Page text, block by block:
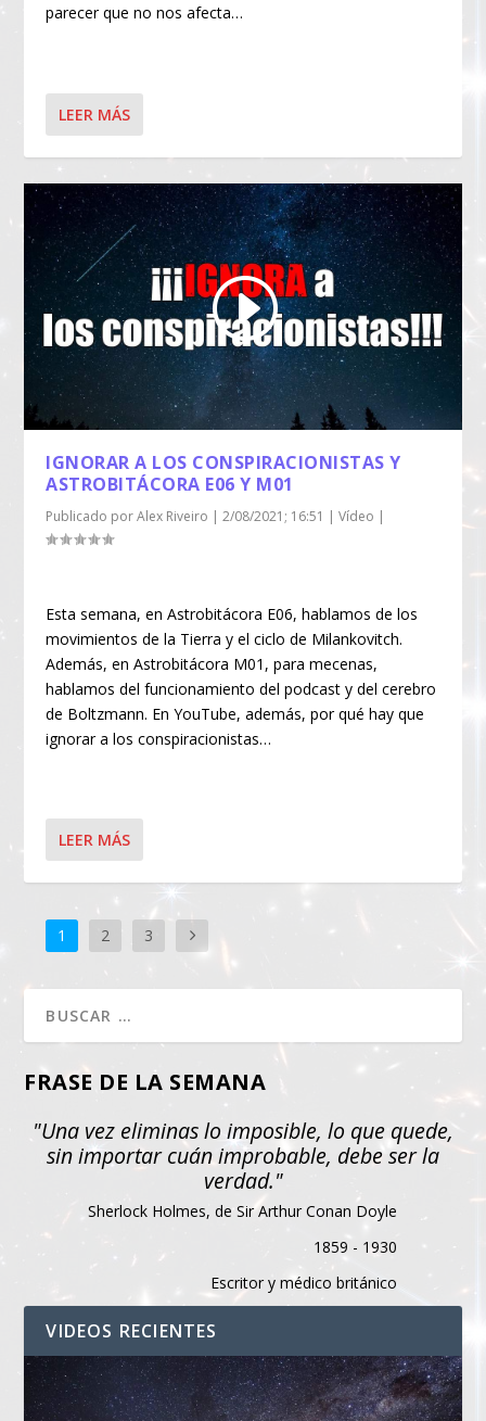
parecer que no nos afecta…
LEER MÁS
IGNORAR A LOS CONSPIRACIONISTAS Y
ASTROBITÁCORA E06 Y M01
Publicado porAlex Riveiro |2/08/2021; 16:51 |Vídeo |
Esta semana, en Astrobitácora E06, hablamos de los
movimientos de la Tierra y el ciclo de Milankovitch.
Además, en Astrobitácora M01, para mecenas,
hablamos del funcionamiento del podcast y del cerebro
de Boltzmann. En YouTube, además, por qué hay que
ignorar a los conspiracionistas…
LEER MÁS
1 2 3
FRASE DE LA SEMANA
"Una vez eliminas lo imposible, lo que quede,
sin importar cuán improbable, debe ser la
verdad."
Sherlock Holmes, de Sir Arthur Conan Doyle
1859 - 1930
Escritor y médico británico
VIDEOS RECIENTES